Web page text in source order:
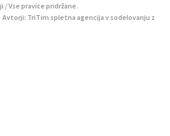
/ Vse pravice pridržane.
Avtorji: TriTim spletna agencija v sodelovanju z